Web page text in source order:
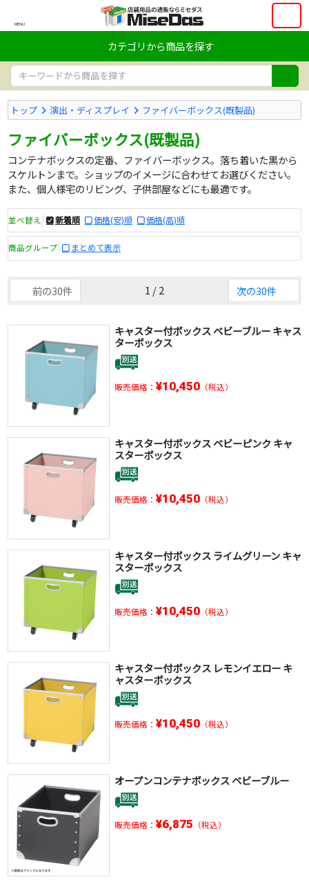
MENU
カテゴリから商品を探す
トップ 演出・ディスプレイ ファイバーボックス(既製品)
ファイバーボックス(既製品)
コンテナボックスの定番、ファイバーボックス。落ち着いた黒から
スケルトンまで。ショップのイメージに合わせてお選びください。
また、個人様宅のリビング、子供部屋などにも最適です。
並べ替え 新着順 価格(安)順 価格(高)順
商品グループ まとめて表示
前の30件 1 / 2 次の30件
キャスター付ボックス ベビーブルー キャス
ターボックス
販売価格： ¥10,450（税込）
キャスター付ボックス ベビーピンク キャ
スターボックス
販売価格： ¥10,450（税込）
キャスター付ボックス ライムグリーン キャ
スターボックス
販売価格： ¥10,450（税込）
キャスター付ボックス レモンイエロー キ
ャスターボックス
販売価格： ¥10,450（税込）
オープンコンテナボックス ベビーブルー
販売価格： ¥6,875 （税込）